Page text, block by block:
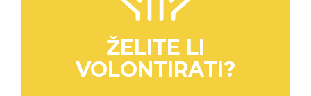
ŽELITE LI
VOLONTIRATI?